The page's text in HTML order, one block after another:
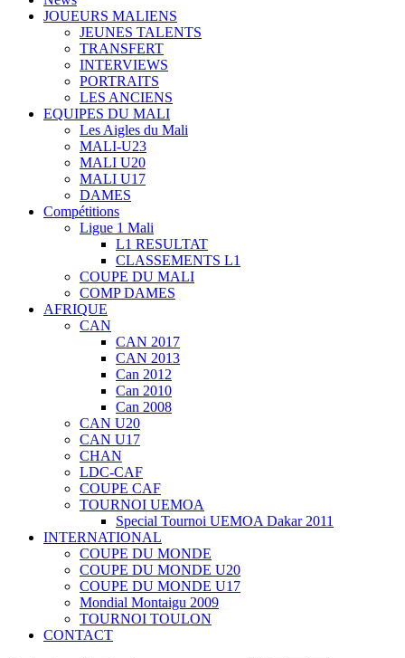
JOUEURS MALIENS
JEUNES TALENTS
TRANSFERT
INTERVIEWS
PORTRAITS
LES ANCIENS
EQUIPES DU MALI
Les Aigles du Mali
MALI-U23
MALI U20
MALI U17
DAMES
Compétitions
Ligue 1 Mali
L1 RESULTAT
CLASSEMENTS L1
COUPE DU MALI
COMP DAMES
AFRIQUE
CAN
CAN 2017
CAN 2013
Can 2012
Can 2010
Can 2008
CAN U20
CAN U17
CHAN
LDC-CAF
COUPE CAF
TOURNOI UEMOA
Special Tournoi UEMOA Dakar 2011
INTERNATIONAL
COUPE DU MONDE
COUPE DU MONDE U20
COUPE DU MONDE U17
Mondial Montaigu 2009
TOURNOI TOULON
CONTACT